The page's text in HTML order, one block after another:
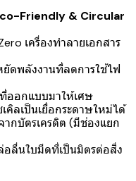
Friendly & Circular
เครื่องทำลายเอกสาร
ยัดพลังงานที่ลดการใช้ไฟ
ออกแบบมาให้เศษ
คิลเป็นเยื่อกระดาษใหม่ได้
กบัตรเครดิต (มีช่องแยก
อลื่นใบมีดที่เป็นมิตรต่อสิ่ง